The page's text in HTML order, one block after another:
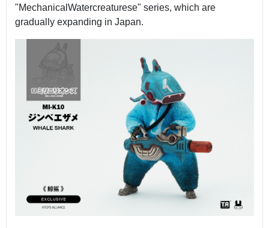
"MechanicalWatercreaturese" series, which are
gradually expanding in Japan.